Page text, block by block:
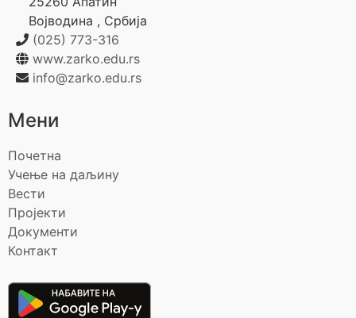
Војводина , Србија
(025) 773-316
www.zarko.edu.rs
info@zarko.edu.rs
Мени
Почетна
Учење на даљину
Вести
Пројекти
Документи
Контакт